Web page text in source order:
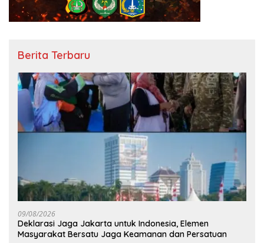
Berita Terbaru
09/08/2026
Deklarasi Jaga Jakarta untuk Indonesia, Elemen
Masyarakat Bersatu Jaga Keamanan dan Persatuan